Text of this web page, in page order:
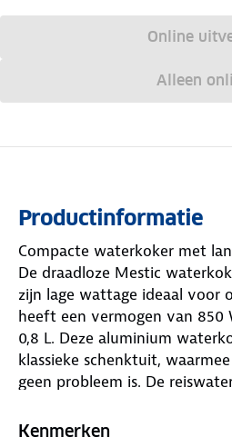
Online
Alleen
Productinformatie
Compacte waterkoker met
De draadloze Mestic
zijn lage wattage ideaal voor
heeft een vermogen van 850
0,8 L. Deze aluminium
klassieke schenktuit,
geen probleem is. De
theekoker aan of uit staat. De
Kenmerken